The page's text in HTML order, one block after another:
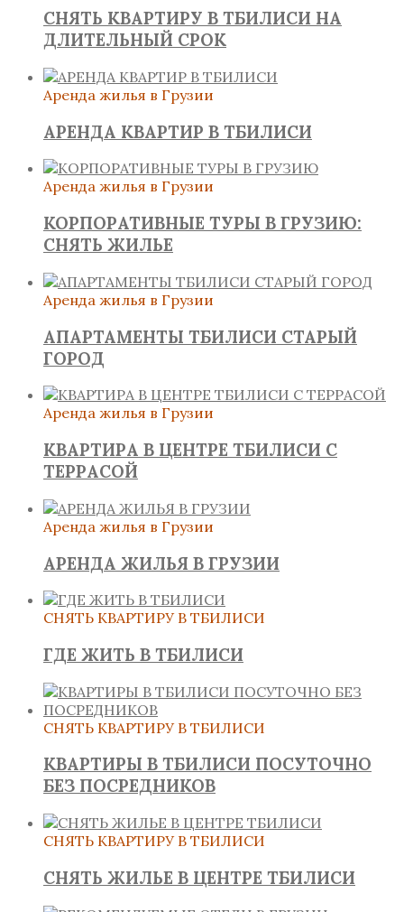
СНЯТЬ КВАРТИРУ В ТБИЛИСИ НА
ДЛИТЕЛЬНЫЙ СРОК
Аренда жилья в Грузии
АРЕНДА КВАРТИР В ТБИЛИСИ
Аренда жилья в Грузии
КОРПОРАТИВНЫЕ ТУРЫ В ГРУЗИЮ:
СНЯТЬ ЖИЛЬЕ
Аренда жилья в Грузии
АПАРТАМЕНТЫ ТБИЛИСИ СТАРЫЙ
ГОРОД
Аренда жилья в Грузии
КВАРТИРА В ЦЕНТРЕ ТБИЛИСИ С
ТЕРРАСОЙ
Аренда жилья в Грузии
АРЕНДА ЖИЛЬЯ В ГРУЗИИ
СНЯТЬ КВАРТИРУ В ТБИЛИСИ
ГДЕ ЖИТЬ В ТБИЛИСИ
СНЯТЬ КВАРТИРУ В ТБИЛИСИ
КВАРТИРЫ В ТБИЛИСИ ПОСУТОЧНО
БЕЗ ПОСРЕДНИКОВ
СНЯТЬ КВАРТИРУ В ТБИЛИСИ
СНЯТЬ ЖИЛЬЕ В ЦЕНТРЕ ТБИЛИСИ